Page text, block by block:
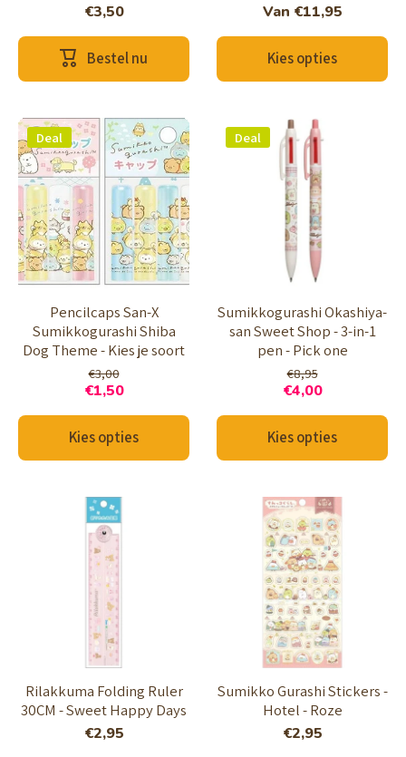
€3,50
Bestel nu
Van €11,95
Kies opties
Deal
Pencilcaps San-X
Sumikkogurashi Shiba
Dog Theme - Kies je soort
€3,00
€1,50
Kies opties
Deal
Sumikkogurashi Okashiya-
san Sweet Shop - 3-in-1
pen - Pick one
€8,95
€4,00
Kies opties
Rilakkuma Folding Ruler
30CM - Sweet Happy Days
€2,95
Sumikko Gurashi Stickers -
Hotel - Roze
€2,95